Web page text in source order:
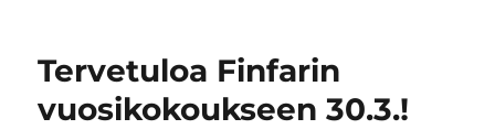
Tervetuloa Finfarin
vuosikokoukseen 30.3.!